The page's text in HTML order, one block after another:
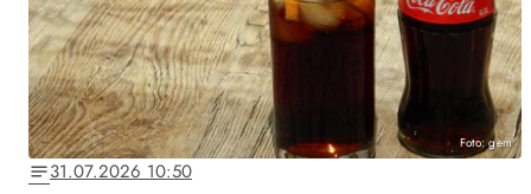
Foto: gem
notes31.07.2026 10:50